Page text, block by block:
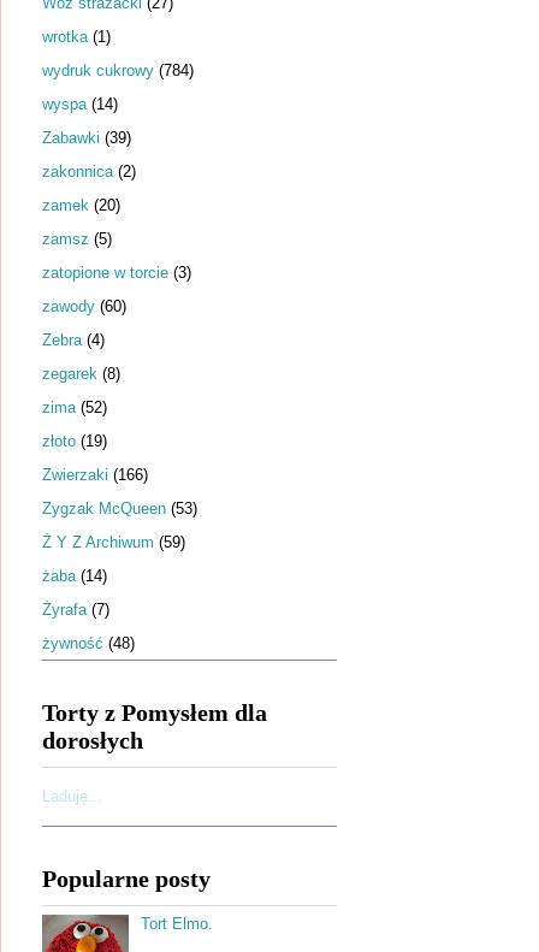
wrotka (1)
wydruk cukrowy (784)
wyspa (14)
Zabawki (39)
zakonnica (2)
zamek (20)
zamsz (5)
zatopione w torcie (3)
zawody (60)
Zebra (4)
zegarek (8)
zima (52)
złoto (19)
Zwierzaki (166)
Zygzak McQueen (53)
Ż Y Z Archiwum (59)
żaba (14)
Żyrafa (7)
żywność (48)
Torty z Pomysłem dla
dorosłych
Ładuję...
Popularne posty
Tort Elmo.